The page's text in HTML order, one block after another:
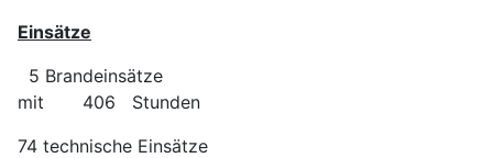
Einsätze
5 Brandeinsätze
mit 406 Stunden
74 technische Einsätze